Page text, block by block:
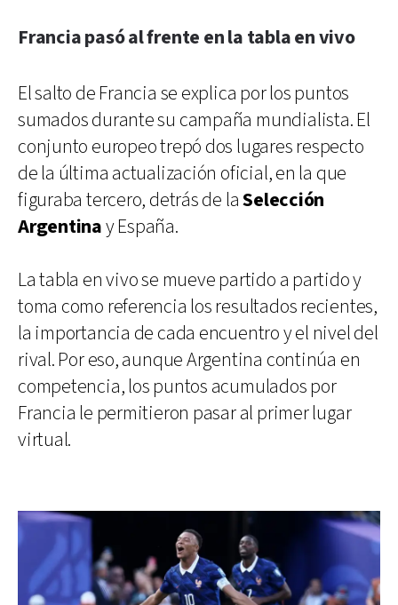
Francia pasó al frente en la tabla en vivo
El salto de Francia se explica por los puntos
sumados durante su campaña mundialista. El
conjunto europeo trepó dos lugares respecto
de la última actualización oficial, en la que
figuraba tercero, detrás de laSelección
Argentinay España.
La tabla en vivo se mueve partido a partido y
toma como referencia los resultados recientes,
la importancia de cada encuentro y el nivel del
rival. Por eso, aunque Argentina continúa en
competencia, los puntos acumulados por
Francia le permitieron pasar al primer lugar
virtual.